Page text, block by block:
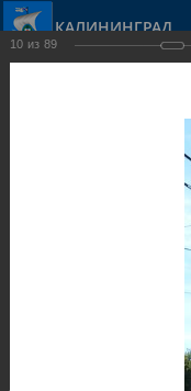
КАЛИНИНГРАД
Общественные
Общественные
10 из 89